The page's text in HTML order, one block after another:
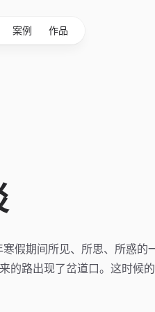
案例 作品
假期间所见、所思、所惑的
的路出现了岔道口。这时候